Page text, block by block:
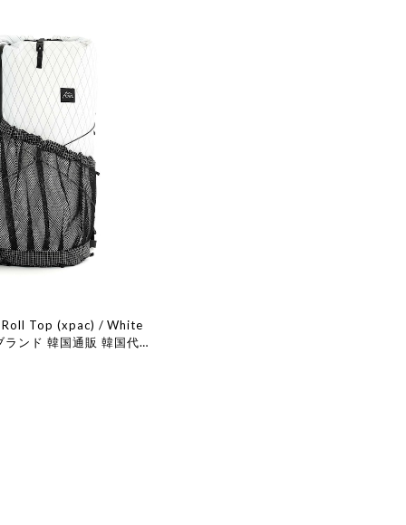
Roll Top (xpac) / White
ランド 韓国通販 韓国代行